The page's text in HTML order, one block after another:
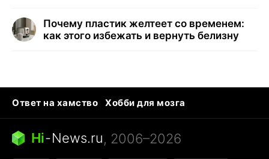
Почему пластик желтеет со временем:
как этого избежать и вернуть белизну
Ответ на хамство
Хобби для мозга
Бензин 100 и 95
Тунцы в океанариуме
Следующая пандемия
Hi-News.ru, 2006–2026